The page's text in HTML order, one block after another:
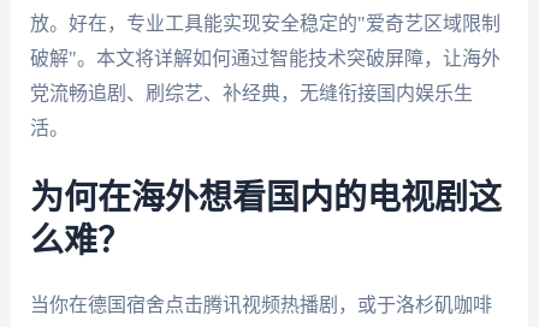
放。好在，专业工具能实现安全稳定的"爱奇艺区域限制
破解"。本文将详解如何通过智能技术突破屏障，让海外
党流畅追剧、刷综艺、补经典，无缝衔接国内娱乐生
活。
为何在海外想看国内的电视剧这
么难？
当你在德国宿舍点击腾讯视频热播剧，或于洛杉矶咖啡